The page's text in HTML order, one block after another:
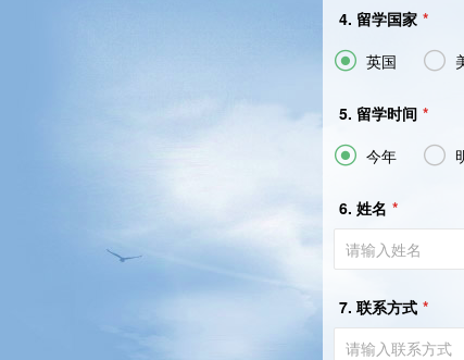
4. 留学国家 *
 英国 
5. 留学时间 *
 今年 
6. 姓名 *
7. 联系方式 *